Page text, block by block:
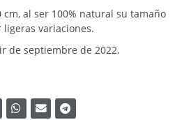
al ser 100% natural su tamaño
variaciones.
de septiembre de 2022.